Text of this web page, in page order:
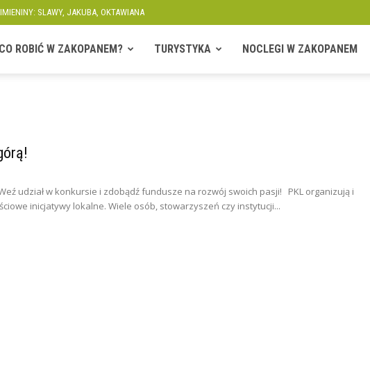
IMIENINY: SLAWY, JAKUBA, OKTAWIANA
CO ROBIĆ W ZAKOPANEM? TURYSTYKA NOCLEGI W ZAKOPANEM
udział w konkursie i zdobądź fundusze na rozwój swoich pasji! PKL organizują i
inicjatywy lokalne. Wiele osób, stowarzyszeń czy instytucji...